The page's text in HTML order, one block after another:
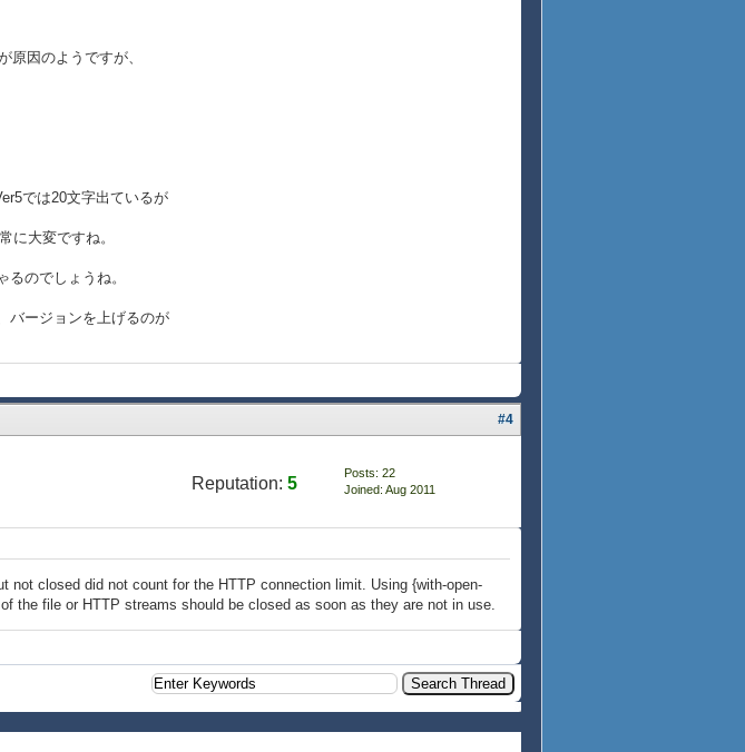
原因のようですが、
では20文字出ているが
に大変ですね。
のでしょうね。
バージョンを上げるのが
#4
Reputation: 5
Posts: 22
Joined: Aug 2011
not closed did not count for the HTTP connection limit. Using {with-open-
the file or HTTP streams should be closed as soon as they are not in use.